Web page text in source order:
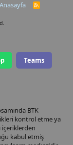
Anasayfa
R
Teams
BTK
kontrol etme ya
içeriklerden
kabul etmiş